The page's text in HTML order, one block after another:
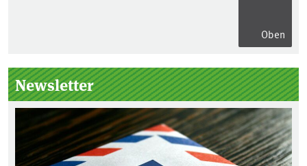
Oben
Seitenleiste
Newsletter